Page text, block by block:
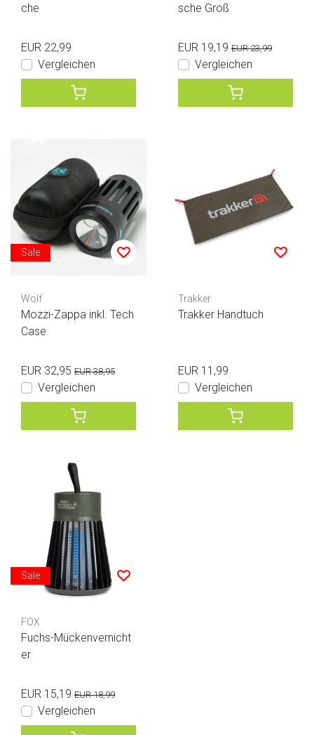
che
EUR 22,99
Vergleichen
sche Groß
EUR 19,19 EUR 23,99
Vergleichen
Sale
Wolf
Mozzi-Zappa inkl. Tech
Case
EUR 32,95 EUR 38,95
Vergleichen
Trakker
Trakker Handtuch
EUR 11,99
Vergleichen
Sale
FOX
Fuchs-Mückenvernicht
er
EUR 15,19 EUR 18,99
Vergleichen